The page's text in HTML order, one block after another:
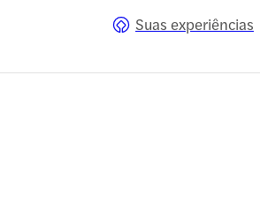
Suas experiências